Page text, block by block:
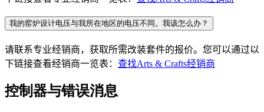
我的窑炉设计电压与我所在地区的电压不同。我该怎么办？
请联系专业经销商，获取所需改装套件的报价。您可以通过以
下链接查看经销商一览表： 查找Arts & Crafts经销商
控制器与错误消息